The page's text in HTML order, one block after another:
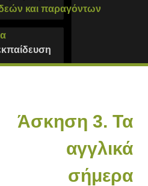
και παραγόντων
Άσκηση 3. Τα
αγγλικά
σήμερα